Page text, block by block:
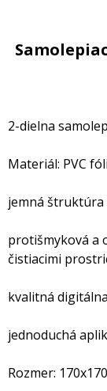
2-dielna
Materiál: PVC
jemná štruktúra
protišmyková a
čistiacimi
kvalitná
jednoduchá
Rozmer: